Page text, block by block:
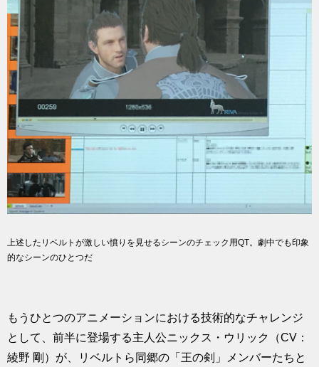
上述したリベルトが激しい憤りを見せるシーンのチェック用QT。劇中でも印象
的なシーンのひとつだ
もうひとつのアニメーションにおける技術的なチャレンジ
として、前半に登場する主人公ニックス・ウリック（CV：
綾野 剛）が、リベルトら同郷の「王の剣」メンバーたちと